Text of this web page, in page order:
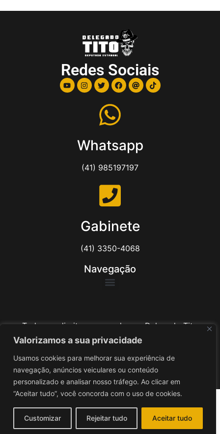
Valorizamos a sua privacidade
Usamos cookies para melhorar sua experiência de
navegação, anúncios veiculares ou conteúdo
personalizado e analisar nosso tráfego. Ao clicar em
“Aceitar tudo”, você concorda com o uso de cookies.
Customizar Rejeitar tudo Aceitar tudo
Redes Sociais
Whatsapp
(41) 985197197
Gabinete
(41) 3350-4068
Navegação
Todos os direitos reservados ao Delegado Tito
Barichello
Desenvolvido poriv3